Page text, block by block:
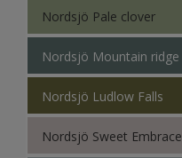
Nordsjö Pale clover
Nordsjö Mountain ridge
Nordsjö Ludlow Falls
Nordsjö Sweet Embrace